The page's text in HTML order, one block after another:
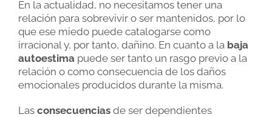
En la actualidad, no necesitamos tener una
relación para sobrevivir o ser mantenidos, por lo
que ese miedo puede catalogarse como
irracional y, por tanto, dañino. En cuanto a la baja
autoestima puede ser tanto un rasgo previo a la
relación o como consecuencia de los daños
emocionales producidos durante la misma.
Las consecuencias de ser dependientes